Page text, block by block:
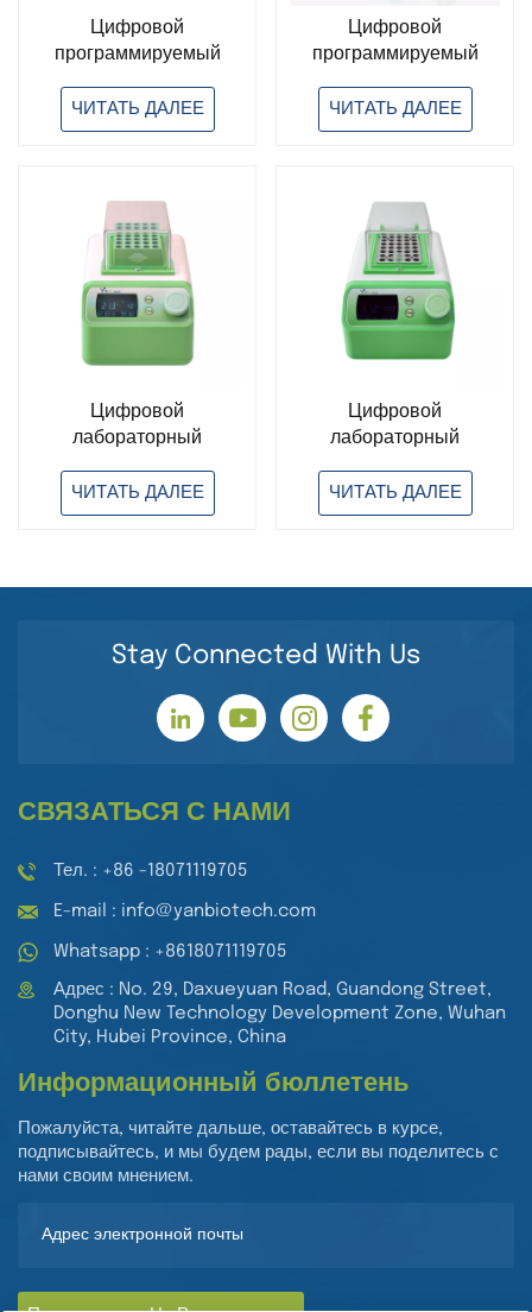
Цифровой
программируемый
инкубатор с сухой
ванной, работающий в
охлаждения
ЧИТАТЬ ДАЛЕЕ
Цифровой
программируемый
инкубатор с сухой
ванной и нагревом/
ЧИТАТЬ ДАЛЕЕ
Цифровой
лабораторный
ванной для нагрева и
охлаждения
ЧИТАТЬ ДАЛЕЕ
Цифровой
лабораторный
ванной и нагревом
ЧИТАТЬ ДАЛЕЕ
Stay Connected With Us
СВЯЗАТЬСЯ С НАМИ
Тел. : +86 -18071119705
E-mail : info@yanbiotech.com
Whatsapp : +8618071119705
Адрес : No. 29, Daxueyuan Road, Guandong Street,
Donghu New Technology Development Zone, Wuhan
City, Hubei Province, China
Информационный бюллетень
Пожалуйста, читайте дальше, оставайтесь в курсе,
подписывайтесь, и мы будем рады, если вы поделитесь с
нами своим мнением.